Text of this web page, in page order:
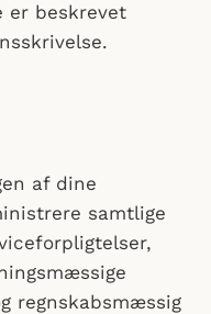
er beskrevet
af dine
samtlige
regnskabsmæssig